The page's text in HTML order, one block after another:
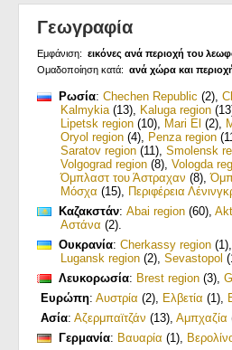
Γεωγραφία
Εμφάνιση: εικόνες ανά περιοχή του
Ομαδοποίηση κατά: ανά χώρα και
Ρωσία: Chechen Republic (2),
Kalmykia(13), Kaluga region
Lipetsk region (10), Mari El (2),
Oryol region (4), Penza region
Saratov region (11), Smolensk
Volgograd region (8), Vologda
Όμπλαστ του Άστραχαν (8),
Μόσχα (15), Περιφέρεια
Καζακστάν: Abai region (60),
Αστάνα (2).
Ουκρανία: Cherkassy region (1),
Lugansk region (2), Sevastopol
Λευκορωσία: Brest region (3),
Ευρώπη: Αυστρία (2), Ελβετία (1),
Ασία: Αζερμπαϊτζάν (13), Αμπχαζία
Γερμανία: Βαυαρία (1),